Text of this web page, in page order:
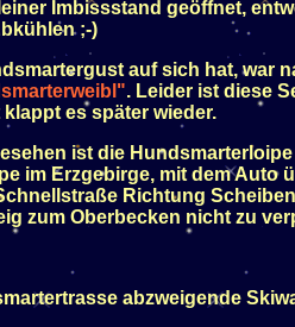
Imbissstand geöffnet,
;-)
auf sich hat, war
. Leider ist diese
es später wieder.
ist die
im Erzgebirge, mit dem Auto
Richtung
zum Oberbecken nicht zu
abzweigende